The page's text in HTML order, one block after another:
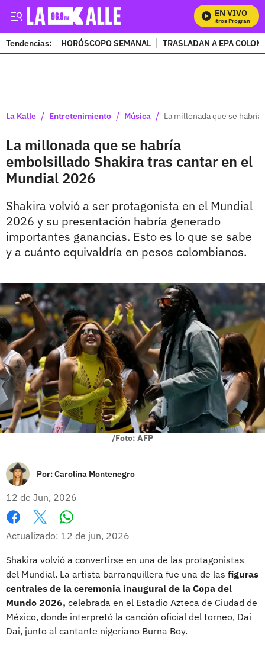
EN VIVO
Tendencias: HORÓSCOPO SEMANAL TRASLADAN A EPA
La Kalle / Entretenimiento / Música / La millonada que se
La millonada que se habría
embolsillado Shakira tras cantar en el
Mundial 2026
Shakira volvió a ser protagonista en el Mundial
2026 y su presentación habría generado
importantes ganancias. Esto es lo que se sabe
y a cuánto equivaldría en pesos colombianos.
/Foto: AFP
Por:Carolina Montenegro
12 de Jun, 2026
Facebook
X
Actualizado: 12 de jun, 2026
Shakira volvió a convertirse en una de las protagonistas
del Mundial. La artista barranquillera fue una de las figuras
centrales de la ceremonia inaugural de la Copa del
Mundo 2026, celebrada en el Estadio Azteca de Ciudad de
México, donde interpretó la canción oficial del torneo, Dai
Dai, junto al cantante nigeriano Burna Boy.